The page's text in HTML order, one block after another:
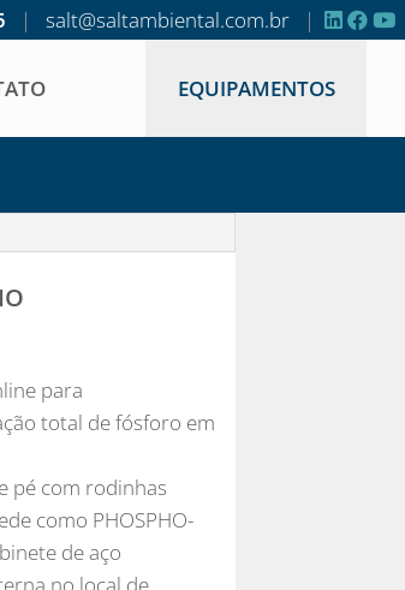
| salt@saltambiental.com.br |
EQUIPAMENTOS
para
total de fósforo em
pé com rodinhas
como PHOSPHO-
de aço